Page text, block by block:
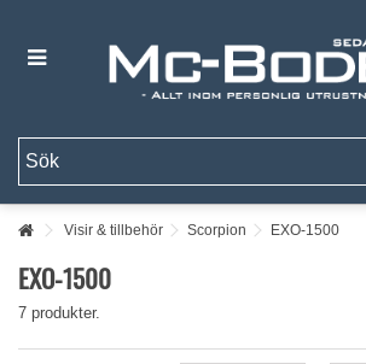
Visir & tillbehör Scorpion EXO-1500
EXO-1500
7 produkter.